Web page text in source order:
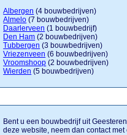
Albergen (4 bouwbedrijven)
Almelo (7 bouwbedrijven)
Daarlerveen (1 bouwbedrijf)
Den Ham (2 bouwbedrijven)
Tubbergen (3 bouwbedrijven)
Vriezenveen (6 bouwbedrijven)
Vroomshoop (2 bouwbedrijven)
Wierden (5 bouwbedrijven)
Bent u een bouwbedrijf uit
deze website, neem dan contact